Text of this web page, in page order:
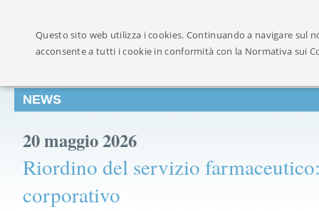
NEWS
20 maggio 2026
Riordino del servizio
corporativo
Questo sito web utilizza i cookies. Continuando a navigare sul
acconsente a tutti i cookie in conformità con la Normativa sui